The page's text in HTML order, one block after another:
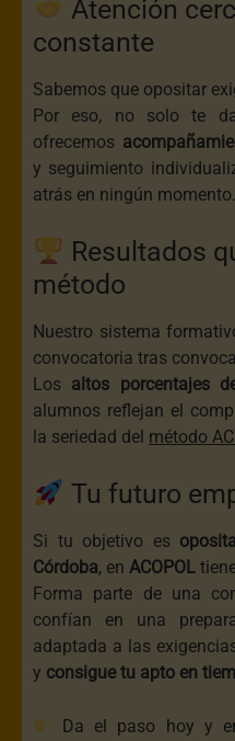
Atención
constante
Sabemos que opositar
Por eso, no solo te
ofrecemos
y seguimiento
atrás en ningún momento.
Resultados
método
Nuestro sistema
convocatoria tras
Los altos porcentajes
alumnos reflejan el
la seriedad del método
Tu futuro
Si tu objetivo es
Córdoba, en ACOPOL
Forma parte de una
confían en una
adaptada a las
y consigue tu apto en
Da el paso hoy y